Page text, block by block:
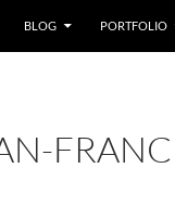
BLOG PORTFOLIO